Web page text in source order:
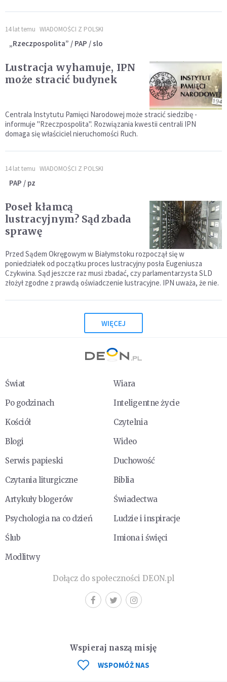
14 lat temu WIADOMOŚCI Z POLSKI
„Rzeczpospolita” / PAP / slo
Lustracja wyhamuje, IPN
może stracić budynek
Centrala Instytutu Pamięci Narodowej może stracić siedzibę -
informuje "Rzeczpospolita". Rozwiązania kwestii centrali IPN
domaga się właściciel nieruchomości Ruch.
14 lat temu WIADOMOŚCI Z POLSKI
PAP / pz
Poseł kłamcą
lustracyjnym? Sąd zbada
sprawę
Przed Sądem Okręgowym w Białymstoku rozpoczął się w
poniedziałek od początku proces lustracyjny posła Eugeniusza
Czykwina. Sąd jeszcze raz musi zbadać, czy parlamentarzysta SLD
złożył zgodne z prawdą oświadczenie lustracyjne. IPN uważa, że nie.
WIĘCEJ
Świat
Wiara
Po godzinach
Inteligentne życie
Kościół
Czytelnia
Blogi
Wideo
Serwis papieski
Duchowość
Czytania liturgiczne
Biblia
Artykuły blogerów
Świadectwa
Psychologia na co dzień
Ludzie i inspiracje
Ślub
Imiona i święci
Modlitwy
Dołącz do społeczności DEON.pl
Wspieraj naszą misję
WSPOMÓŻ NAS